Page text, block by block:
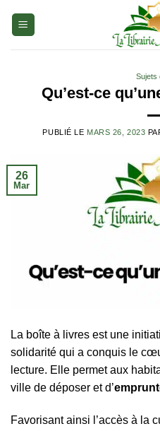
Sujets
Qu’est-ce
PUBLIÉ LE MARS 26, 2023
26
Mar
La boîte à livres est une
solidarité qui a conquis le
lecture. Elle permet aux
ville de déposer et d’
Favorisant ainsi l’accès à la